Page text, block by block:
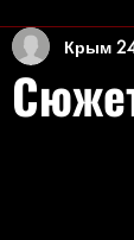
Крым